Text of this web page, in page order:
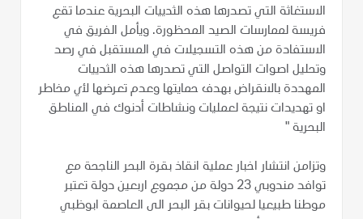
الاستغاثة التي تصدرها هذه الثدييات البحرية عندما تقع
فريسة لممارسات الصيد المحظورة. ويأمل الفريق في
الاستفادة من هذه التسجيلات في المستقبل في رصد
وتحليل اصوات التواصل التي تصدرها هذه الثدييات
المهددة بالانقراض بهدف حمايتها وعدم تعرضها لأي مخاطر
او تهديدات نتيجة لعمليات ونشاطات أدنوك في المناطق
البحرية "
وتزامن انتشار اخبار عملية انقاذ بقرة البحر الناجحة مع
توافد مندوبي 23 دولة من مجموع اربعين دولة تعتبر
موطنا طبيعيا لحيوانات بقر البحر الى العاصمة ابوظبي